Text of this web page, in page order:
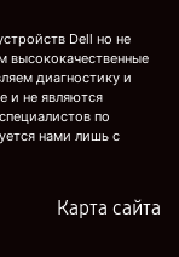
Dell но не
высококачественные
диагностику и
и не являются
по
нами лишь с
Карта сайта